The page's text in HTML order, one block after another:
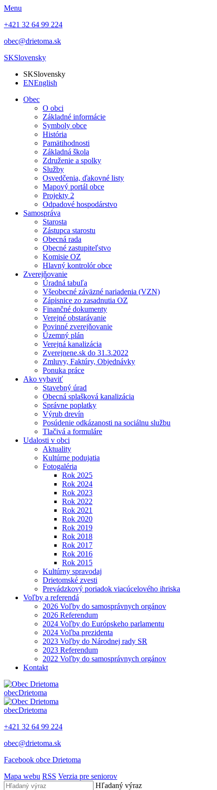
Menu
+421 32 64 99 224
obec@drietoma.sk
SKSlovensky
SKSlovensky
ENEnglish
Obec
O obci
Základné informácie
Symboly obce
História
Pamätihodnosti
Základná škola
Združenie a spolky
Služby
Osvedčenia, ďakovné listy
Mapový portál obce
Projekty 2
Odpadové hospodárstvo
Samospráva
Starosta
Zástupca starostu
Obecná rada
Obecné zastupiteľstvo
Komisie OZ
Hlavný kontrolór obce
Zverejňovanie
Úradná tabuľa
Všeobecné záväzné nariadenia (VZN)
Zápisnice zo zasadnutia OZ
Finančné dokumenty
Verejné obstarávanie
Povinné zverejňovanie
Územný plán
Verejná kanalizácia
Zverejnene.sk do 31.3.2022
Zmluvy, Faktúry, Objednávky
Ponuka práce
Ako vybaviť
Stavebný úrad
Obecná splašková kanalizácia
Správne poplatky
Výrub drevín
Posúdenie odkázanosti na sociálnu službu
Tlačivá a formuláre
Udalosti v obci
Aktuality
Kultúrne podujatia
Fotogaléria
Rok 2025
Rok 2024
Rok 2023
Rok 2022
Rok 2021
Rok 2020
Rok 2019
Rok 2018
Rok 2017
Rok 2016
Rok 2015
Kultúrny spravodaj
Drietomské zvesti
Prevádzkový poriadok viacúcelového ihriska
Voľby a referendá
2026 Voľby do samosprávnych orgánov
2026 Referendum
2024 Voľby do Európskeho parlamentu
2024 Voľba prezidenta
2023 Voľby do Národnej rady SR
2023 Referendum
2022 Voľby do samosprávnych orgánov
Kontakt
obecDrietoma
obecDrietoma
+421 32 64 99 224
obec@drietoma.sk
Facebook obce Drietoma
Mapa webu RSS Verzia pre seniorov
Hľadaný výraz